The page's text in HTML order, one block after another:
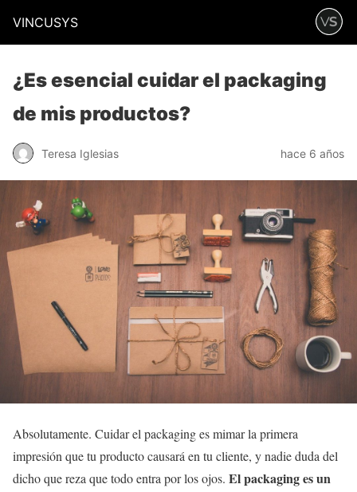
VINCUSYS
¿Es esencial cuidar el packaging
de mis productos?
Teresa Iglesias hace 6 años
Absolutamente. Cuidar el packaging es mimar la primera
impresión que tu producto causará en tu cliente, y nadie duda del
dicho que reza que todo entra por los ojos. El packaging es un